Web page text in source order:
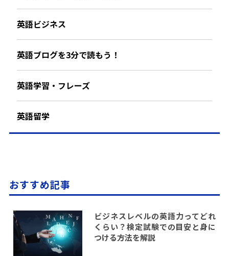
英語ビジネス
英語ブログを3分で読もう！
英語学習・フレーズ
英語留学
おすすめ記事
ビジネスレベルの英語力ってどれ
くらい？検定試験での目安と身に
つける方法を解説